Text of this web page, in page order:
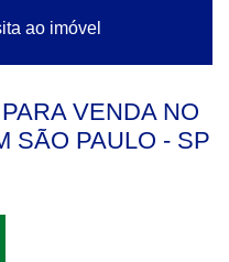
ao imóvel
VENDA NO
SÃO PAULO - SP